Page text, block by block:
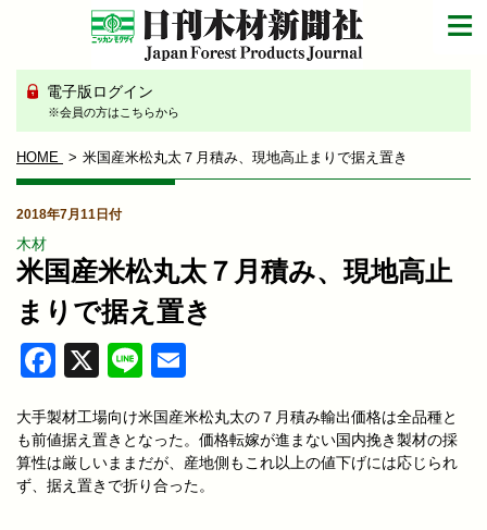
電子版ログイン
※会員の方はこちらから
HOME 米国産米松丸太７月積み、現地高止まりで据え置き
2018年7月11日付
木材
米国産米松丸太７月積み、現地高止
まりで据え置き
Facebook
X Line
大手製材工場向け米国産米松丸太の７月積み輸出価格は全品種と
も前値据え置きとなった。価格転嫁が進まない国内挽き製材の採
算性は厳しいままだが、産地側もこれ以上の値下げには応じられ
ず、据え置きで折り合った。